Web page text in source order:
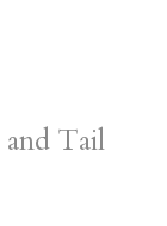
Tail